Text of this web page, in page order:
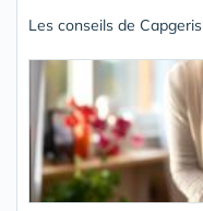
Les conseils de Capgeris